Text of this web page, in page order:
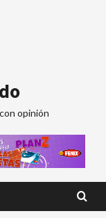
opinión